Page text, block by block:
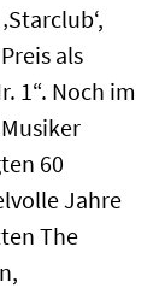
als
1“. Noch im
60
Jahre
The